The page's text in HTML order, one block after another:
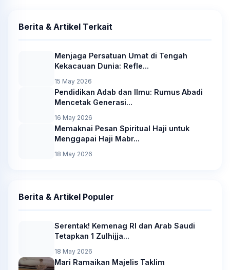
Berita & Artikel Terkait
Menjaga Persatuan Umat di Tengah
Kekacauan Dunia: Refle...
15 May 2026
Pendidikan Adab dan Ilmu: Rumus Abadi
Mencetak Generasi...
16 May 2026
Memaknai Pesan Spiritual Haji untuk
Menggapai Haji Mabr...
18 May 2026
Berita & Artikel Populer
Serentak! Kemenag RI dan Arab Saudi
Tetapkan 1 Zulhijja...
18 May 2026
Mari Ramaikan Majelis Taklim